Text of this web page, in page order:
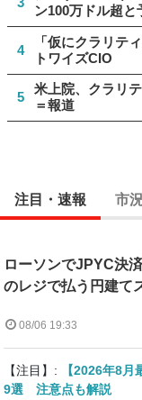
ン100万ドル超と
4
「仮にクラリテ
トワイズCIO
5
米上院、クラリ
＝報道
注目・速報 市
ローソンでJPYC決
のレジで払う円建て
08/06 19:33
【注目】:
【2026年8
9選 注意点も解説